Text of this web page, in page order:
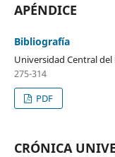
APÉNDICE
Bibliografía
Universidad Central del
275-314
PDF
CRÓNICA